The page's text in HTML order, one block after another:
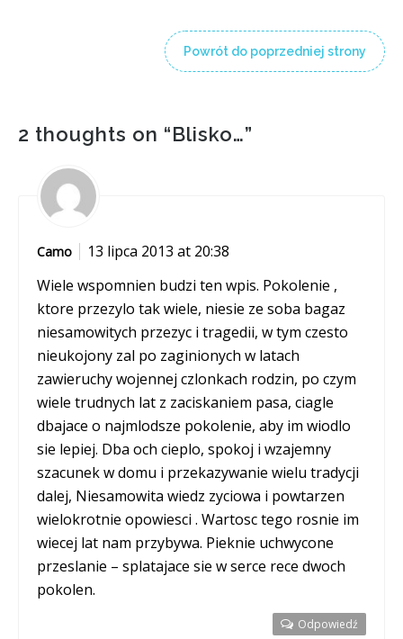
Powrót do poprzedniej strony
2 thoughts on “Blisko…”
Camo
13 lipca 2013 at 20:38
Wiele wspomnien budzi ten wpis. Pokolenie ,
ktore przezylo tak wiele, niesie ze soba bagaz
niesamowitych przezyc i tragedii, w tym czesto
nieukojony zal po zaginionych w latach
zawieruchy wojennej czlonkach rodzin, po czym
wiele trudnych lat z zaciskaniem pasa, ciagle
dbajace o najmlodsze pokolenie, aby im wiodlo
sie lepiej. Dba och cieplo, spokoj i wzajemny
szacunek w domu i przekazywanie wielu tradycji
dalej, Niesamowita wiedz zyciowa i powtarzen
wielokrotnie opowiesci . Wartosc tego rosnie im
wiecej lat nam przybywa. Pieknie uchwycone
przeslanie – splatajace sie w serce rece dwoch
pokolen.
Odpowiedź